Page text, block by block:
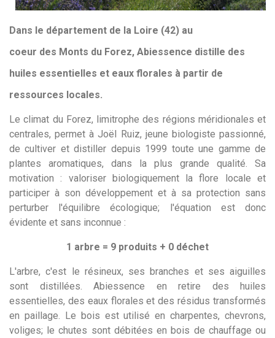
Dans le département de la Loire (42) au
coeur des Monts du Forez, Abiessence distille des
huiles essentielles et eaux florales à partir de
ressources locales.
Le climat du Forez, limitrophe des régions méridionales et
centrales, permet à Joël Ruiz, jeune biologiste passionné,
de cultiver et distiller depuis 1999 toute une gamme de
plantes aromatiques, dans la plus grande qualité. Sa
motivation : valoriser biologiquement la flore locale et
participer à son développement et à sa protection sans
perturber l'équilibre écologique; l'équation est donc
évidente et sans inconnue :
1 arbre = 9 produits + 0 déchet
L'arbre, c'est le résineux, ses branches et ses aiguilles
sont distillées. Abiessence en retire des huiles
essentielles, des eaux florales et des résidus transformés
en paillage. Le bois est utilisé en charpentes, chevrons,
voliges; le chutes sont débitées en bois de chauffage ou